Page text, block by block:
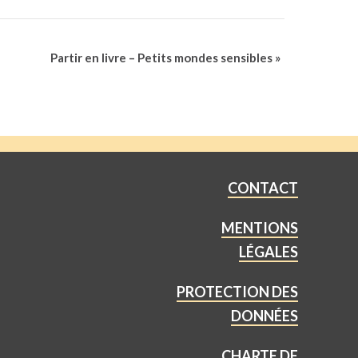
Partir en livre – Petits mondes sensibles »
CONTACT
MENTIONS
LÉGALES
PROTECTION DES
DONNÉES